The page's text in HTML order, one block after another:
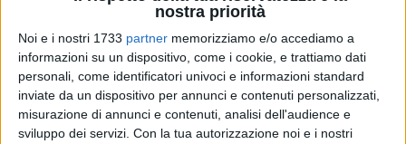
nostra priorità
Noi e i nostri 1733 partner memorizziamo e/o accediamo a
informazioni su un dispositivo, come i cookie, e trattiamo dati
personali, come identificatori univoci e informazioni standard
inviate da un dispositivo per annunci e contenuti personalizzati,
misurazione di annunci e contenuti, analisi dell'audience e
sviluppo dei servizi. Con la tua autorizzazione noi e i nostri
E' previsto per oggi, lunedì 2 maggio alle 16,30 al cinema
Duni di Matera, l'incontro con il Presidente del Consiglio
Matteo Renzi al quale prenderanno parte il sindaco di
Matera, Raffaello de Ruggieri e il Presidente della Regione
Basilicata Marcello Pittella.